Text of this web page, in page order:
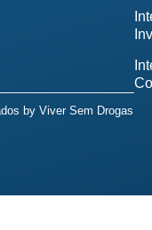
by Viver Sem Drogas